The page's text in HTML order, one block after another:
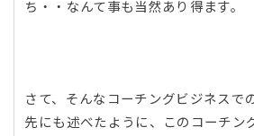
ち・・なんて事も当然あり得ます。
さて、そんなコーチングビジネスで
先にも述べたように、このコーチン